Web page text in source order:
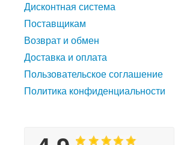
Дисконтная система
Поставщикам
Возврат и обмен
Доставка и оплата
Пользовательское соглашение
Политика конфиденциальности